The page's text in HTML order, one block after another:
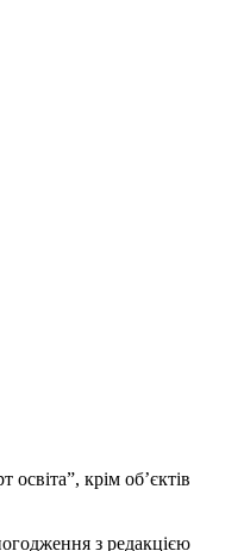
крім об’єктів
з редакцією